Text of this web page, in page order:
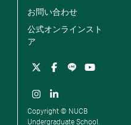
お問い合わせ
公式オンラインスト
ア
Copyright © NUCB
Undergraduate School.